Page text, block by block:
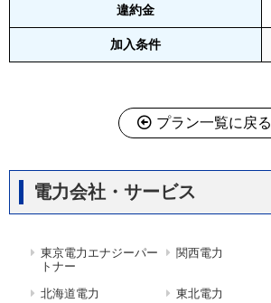
違約金
加入条件
プラン一覧に戻る
電力会社・サービス
東京電力エナジーパー
トナー
関西電力
北海道電力 東北電力